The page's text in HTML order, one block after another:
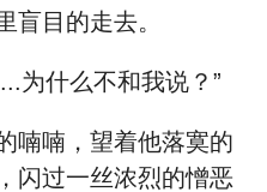
盲目的走去。
为什么不和我说？”
喃喃，望着他落寞的
闪过一丝浓烈的憎恶